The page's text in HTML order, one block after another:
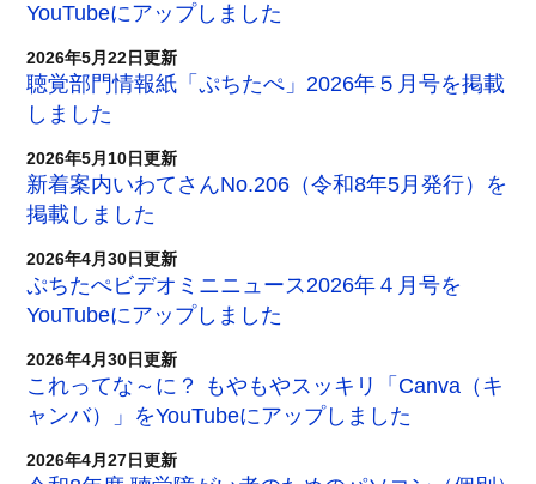
YouTubeにアップしました
2026年5月22日更新
聴覚部門情報紙「ぷちたぺ」2026年５月号を掲載
しました
2026年5月10日更新
新着案内いわてさんNo.206（令和8年5月発行）を
掲載しました
2026年4月30日更新
ぷちたぺビデオミニニュース2026年４月号を
YouTubeにアップしました
2026年4月30日更新
これってな～に？ もやもやスッキリ「Canva（キ
ャンバ）」をYouTubeにアップしました
2026年4月27日更新